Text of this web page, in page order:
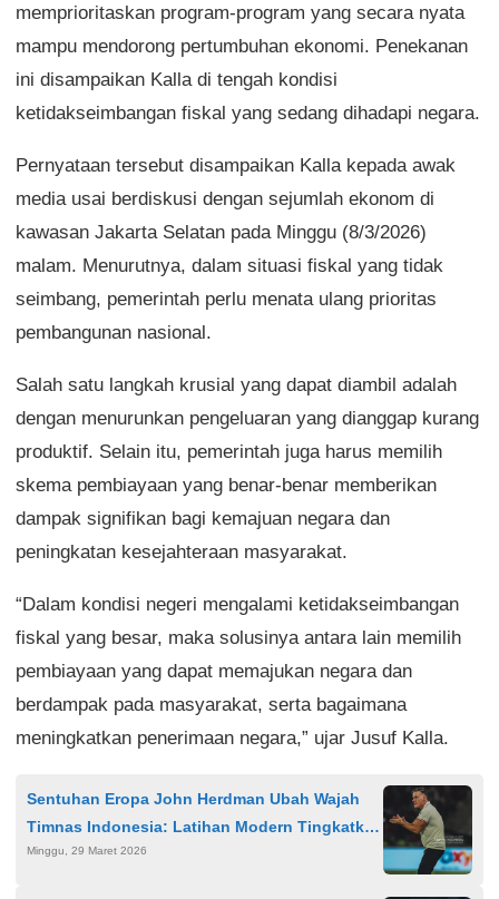
memprioritaskan program-program yang secara nyata
mampu mendorong pertumbuhan ekonomi. Penekanan
ini disampaikan Kalla di tengah kondisi
ketidakseimbangan fiskal yang sedang dihadapi negara.
Pernyataan tersebut disampaikan Kalla kepada awak
media usai berdiskusi dengan sejumlah ekonom di
kawasan Jakarta Selatan pada Minggu (8/3/2026)
malam. Menurutnya, dalam situasi fiskal yang tidak
seimbang, pemerintah perlu menata ulang prioritas
pembangunan nasional.
Salah satu langkah krusial yang dapat diambil adalah
dengan menurunkan pengeluaran yang dianggap kurang
produktif. Selain itu, pemerintah juga harus memilih
skema pembiayaan yang benar-benar memberikan
dampak signifikan bagi kemajuan negara dan
peningkatan kesejahteraan masyarakat.
“Dalam kondisi negeri mengalami ketidakseimbangan
fiskal yang besar, maka solusinya antara lain memilih
pembiayaan yang dapat memajukan negara dan
berdampak pada masyarakat, serta bagaimana
meningkatkan penerimaan negara,” ujar Jusuf Kalla.
Sentuhan Eropa John Herdman Ubah Wajah
Timnas Indonesia: Latihan Modern Tingkatkan
Disiplin Taktik
Minggu, 29 Maret 2026